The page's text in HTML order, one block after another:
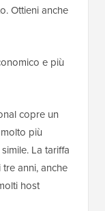
Ottieni anche
e più
copre un
più
La tariffa
anni, anche
host